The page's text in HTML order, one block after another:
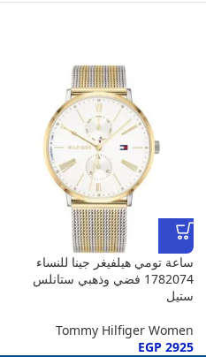
ساعة تومي هيلفيغر جينا للنساء
1782074 فضي وذهبي ستانلس
ستيل
Tommy Hilfiger Women
EGP 2925